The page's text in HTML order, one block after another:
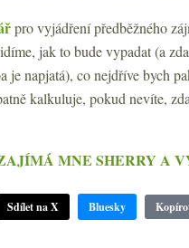
pro vyjádření předběžného
jak to bude vypadat (a
je napjatá), co nejdříve bych
kalkuluje, pokud nevíte,
MNE SHERRY A
Sdílet na X Bluesky